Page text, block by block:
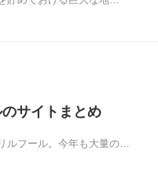
サイトまとめ
ルフール。今年も大量の…